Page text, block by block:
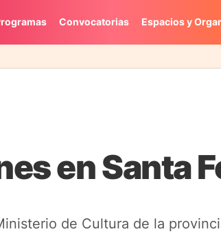
Convocatorias Espacios y
en Santa
de Cultura de la